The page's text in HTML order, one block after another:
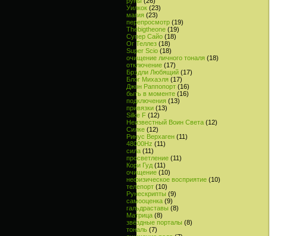
Уилкок (23)
магия (23)
перепросмотр (19)
Thebigtheone (19)
Супер Сайо (18)
Ог Теллез (18)
Super Scio (18)
очищение личного тоналя (18)
отключение (17)
Брэдли Любящий (17)
Блог Михаэля (17)
Джон Раппопорт (16)
быть в моменте (16)
подключения (13)
привязки (13)
Silke F (12)
Неизвестный Воин Света (12)
Силке (12)
Ринус Верхаген (11)
48000Hz (11)
сила (11)
просветление (11)
Кори Гуд (11)
очищение (10)
нефизическое восприятие (10)
телепорт (10)
Рунескрипты (9)
самооценка (9)
гальдраставы (8)
Матрица (8)
звёздные порталы (8)
тональ (7)